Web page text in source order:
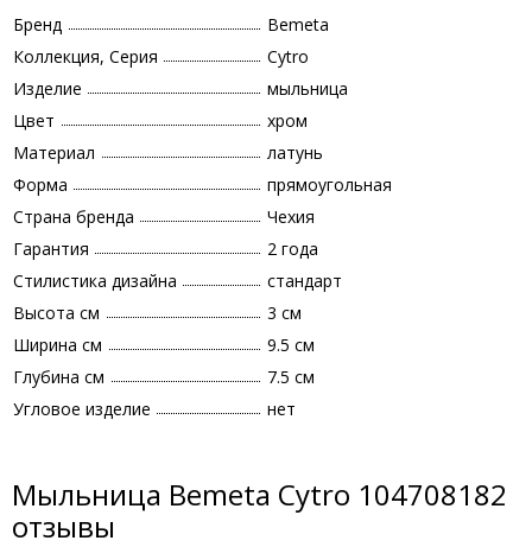
Бренд
Bemeta
Коллекция, Серия
Cytro
Изделие
мыльница
Цвет
хром
Материал
латунь
Форма
прямоугольная
Страна бренда
Чехия
Гарантия
2 года
Стилистика дизайна
стандарт
Высота см
3 см
Ширина см
9.5 см
Глубина см
7.5 см
Угловое изделие
нет
Мыльница Bemeta Cytro 104708182
отзывы